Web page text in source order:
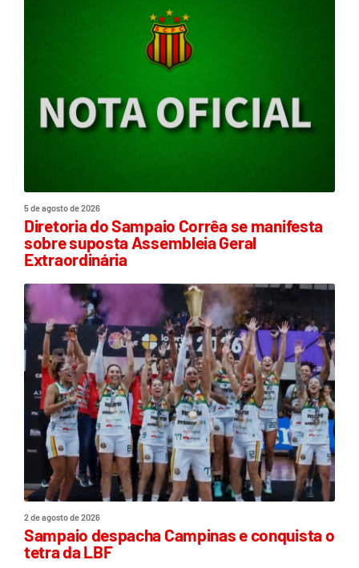
5 de agosto de 2026
Diretoria do Sampaio Corrêa se manifesta
sobre suposta Assembleia Geral
Extraordinária
2 de agosto de 2026
Sampaio despacha Campinas e conquista o
tetra da LBF